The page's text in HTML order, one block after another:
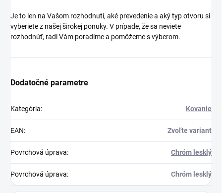
Je to len na Vašom rozhodnutí, aké prevedenie a aký typ otvoru si
vyberiete z našej širokej ponuky. V prípade, že sa neviete
rozhodnúť, radi Vám poradíme a pomôžeme s výberom.
Dodatočné parametre
Kategória: Kovanie
EAN: Zvoľte variant
Povrchová úprava: Chróm lesklý
Povrchová úprava: Chróm lesklý